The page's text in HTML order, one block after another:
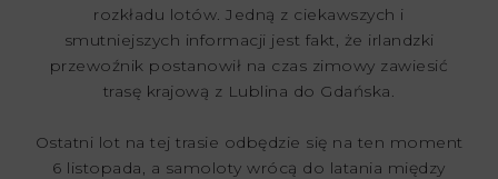
rozkładu lotów. Jedną z ciekawszych i
smutniejszych informacji jest fakt, że irlandzki
przewoźnik postanowił na czas zimowy zawiesić
trasę krajową z Lublina do Gdańska.
Ostatni lot na tej trasie odbędzie się na ten moment
6 listopada, a samoloty wrócą do latania między